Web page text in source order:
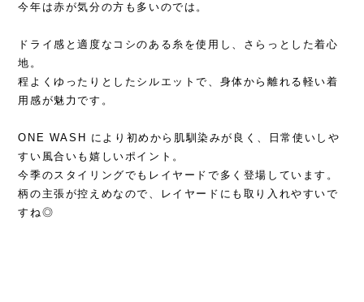
今年は赤が気分の方も多いのでは。
ドライ感と適度なコシのある糸を使用し、さらっとした着心
地。
程よくゆったりとしたシルエットで、身体から離れる軽い着
用感が魅力です。
ONE WASH により初めから肌馴染みが良く、日常使いしや
すい風合いも嬉しいポイント。
今季のスタイリングでもレイヤードで多く登場しています。
柄の主張が控えめなので、レイヤードにも取り入れやすいで
すね◎